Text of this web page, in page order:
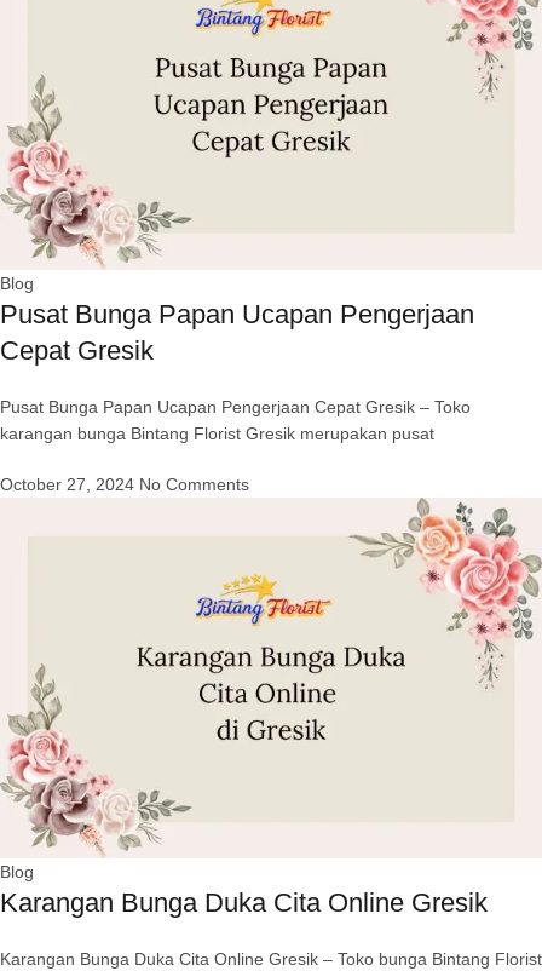
Blog
Pusat Bunga Papan Ucapan Pengerjaan
Cepat Gresik
Pusat Bunga Papan Ucapan Pengerjaan Cepat Gresik – Toko
karangan bunga Bintang Florist Gresik merupakan pusat
October 27, 2024 No Comments
Blog
Karangan Bunga Duka Cita Online Gresik
Karangan Bunga Duka Cita Online Gresik – Toko bunga Bintang Florist